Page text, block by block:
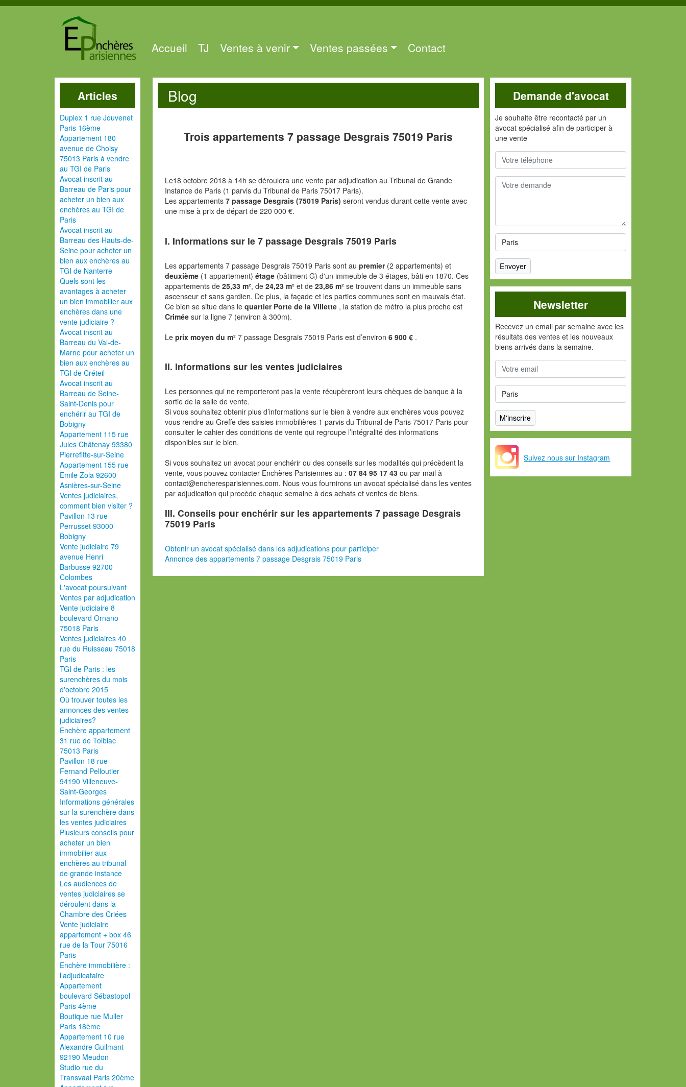
Accueil TJ Ventes à venir Ventes passées Contact
Articles
Duplex 1 rue Jouvenet
Paris 16ème
Appartement 180
avenue de Choisy
75013 Paris à vendre
au TGI de Paris
Avocat inscrit au
Barreau de Paris pour
acheter un bien aux
enchères au TGI de
Paris
Avocat inscrit au
Barreau des Hauts-de-
Seine pour acheter un
bien aux enchères au
TGI de Nanterre
Quels sont les
avantages à acheter
un bien immobilier aux
enchères dans une
vente judiciaire ?
Avocat inscrit au
Barreau du Val-de-
Marne pour acheter un
bien aux enchères au
TGI de Créteil
Avocat inscrit au
Barreau de Seine-
Saint-Denis pour
enchérir au TGI de
Bobigny
Appartement 115 rue
Jules Châtenay 93380
Pierrefitte-sur-Seine
Appartement 155 rue
Emile Zola 92600
Asnières-sur-Seine
Ventes judiciaires,
comment bien visiter ?
Pavillon 13 rue
Perrusset 93000
Bobigny
Vente judiciaire 79
avenue Henri
Barbusse 92700
Colombes
L'avocat poursuivant
Ventes par adjudication
Vente judiciaire 8
boulevard Ornano
75018 Paris
Ventes judiciaires 40
rue du Ruisseau 75018
Paris
TGI de Paris : les
surenchères du mois
d'octobre 2015
Où trouver toutes les
annonces des ventes
judiciaires?
Enchère appartement
31 rue de Tolbiac
75013 Paris
Pavillon 18 rue
Fernand Pelloutier
94190 Villeneuve-
Saint-Georges
Informations générales
sur la surenchère dans
les ventes judiciaires
Plusieurs conseils pour
acheter un bien
immobilier aux
enchères au tribunal
de grande instance
Les audiences de
ventes judiciaires se
déroulent dans la
Chambre des Criées
Vente judiciaire
appartement + box 46
rue de la Tour 75016
Paris
Enchère immobilière :
l’adjudicataire
Appartement
boulevard Sébastopol
Paris 4ème
Boutique rue Muller
Paris 18ème
Appartement 10 rue
Alexandre Guilmant
92190 Meudon
Studio rue du
Transvaal Paris 20ème
Blog
Trois appartements 7 passage Desgrais 75019 Paris
Le18 octobre 2018 à 14h se déroulera une vente par adjudication au Tribunal de Grande
Instance de Paris (1 parvis du Tribunal de Paris 75017 Paris).
Les appartements7 passage Desgrais (75019 Paris)seront vendus durant cette vente avec
une mise à prix de départ de 220 000 €.
I. Informations sur le7 passage Desgrais 75019 Paris
Les appartements 7 passage Desgrais 75019 Paris sont au premier(2 appartements) et
deuxième (1 appartement)étage (bâtiment G) d'un immeuble de 3 étages, bâti en 1870. Ces
appartements de25,33 m², de24,23 m² et de23,86 m² se trouvent dans un immeuble sans
ascenseur et sans gardien. De plus, la façade et les parties communes sont en mauvais état.
Ce bien se situe dans lequartier Porte de la Villette , la station de métro la plus proche est
Criméesur la ligne 7 (environ à 300m).
Leprix moyen du m²7 passage Desgrais 75019 Paris est d’environ6 900 € .
II. Informations sur les ventes judiciaires
Les personnes qui ne remporteront pas la vente récupèreront leurs chèques de banque à la
sortie de la salle de vente.
Si vous souhaitez obtenir plus d’informations sur le bien à vendre aux enchères vous pouvez
vous rendre au Greffe des saisies immobilières 1 parvis du Tribunal de Paris 75017 Paris pour
consulter le cahier des conditions de vente qui regroupe l’intégralité des informations
disponibles sur le bien.
Si vous souhaitez un avocat pour enchérir ou des conseils sur les modalités qui précèdent la
vente, vous pouvez contacter Enchères Parisiennes au :07 84 95 17 43ou par mail à
contact@encheresparisiennes.com. Nous vous fournirons un avocat spécialisé dans les ventes
par adjudication qui procède chaque semaine à des achats et ventes de biens.
III. Conseils pour enchérir sur les appartements 7 passage Desgrais
75019 Paris
Obtenir un avocat spécialisé dans les adjudications pour participer
Annonce des appartements 7 passage Desgrais 75019 Paris
Demande d'avocat
Je souhaite être recontacté par un
avocat spécialisé afin de participer à
une vente
Newsletter
Recevez un email par semaine avec les
résultats des ventes et les nouveaux
biens arrivés dans la semaine.
Suivez nous sur Instagram